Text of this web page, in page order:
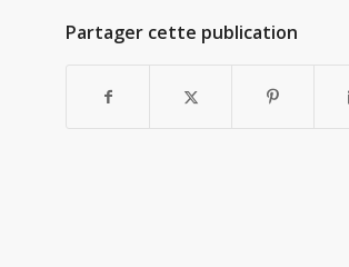
Partager cette publication